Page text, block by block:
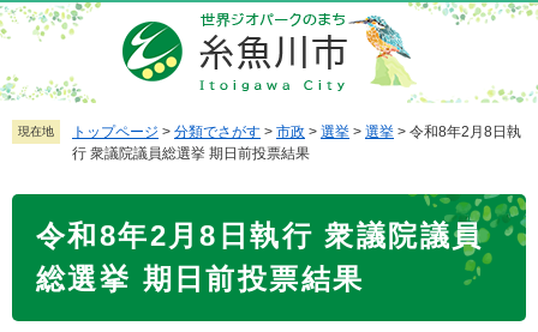
ペ
ー
ジ
の
先
メ
ニ
ュ
ー
を現在地 トップページ > 分類でさがす > 市政 > 選挙 > 選挙 > 令和8年2月8日執
行 衆議院議員総選挙 期日前投票結果
令和8年2月8日執行 衆議院議員
総選挙 期日前投票結果